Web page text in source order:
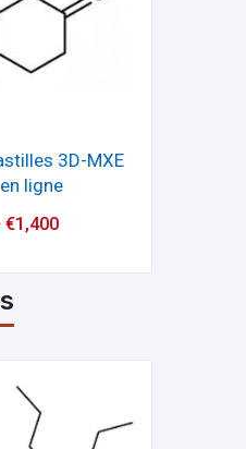
3D-MXE
ligne
€1,400